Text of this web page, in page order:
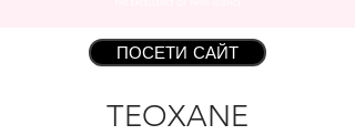
ПОСЕТИ САЙТ
TEOXANE